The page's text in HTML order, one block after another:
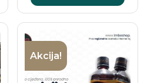
Akcija!